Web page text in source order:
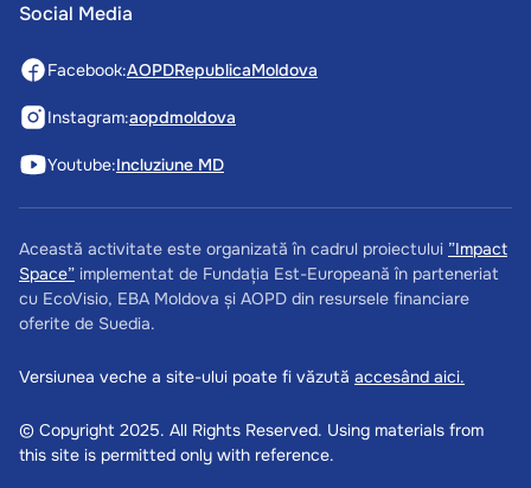
Social Media
Facebook:AOPDRepublicaMoldova
Instagram:aopdmoldova
Youtube:Incluziune MD
Această activitate este organizată în cadrul proiectului ”Impact
Space” implementat de Fundația Est-Europeană în parteneriat
cu EcoVisio, EBA Moldova și AOPD din resursele financiare
oferite de Suedia.
Versiunea veche a site-ului poate fi văzută accesând aici.
© Copyright 2025. All Rights Reserved. Using materials from
this site is permitted only with reference.